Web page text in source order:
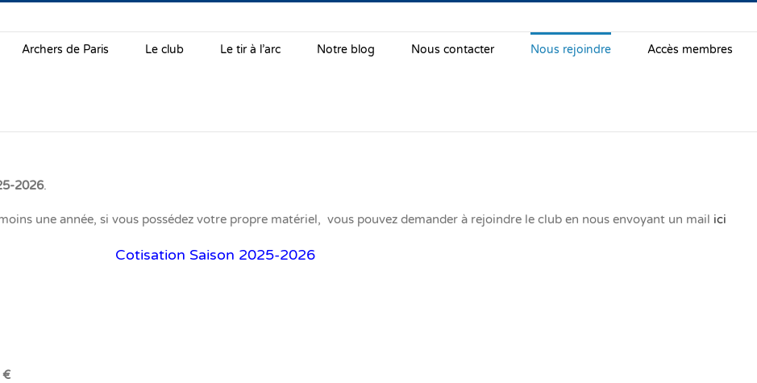
Archers de Paris Le club Le tir à l’arc Notre blog Nous contacter Nous rejoindre Accès membres
2026.
une année, si vous possédez votre propre matériel, vous pouvez demander à rejoindre le club en nous envoyant un mail ici
Cotisation Saison 2025-2026
€